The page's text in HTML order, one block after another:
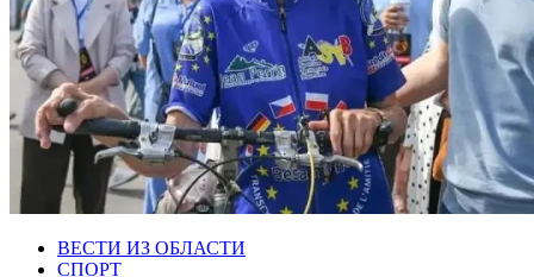
ВЕСТИ ИЗ ОБЛАСТИ
СПОРТ